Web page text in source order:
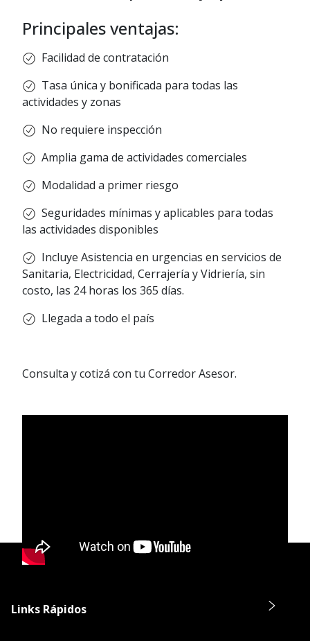
Principales ventajas:
Facilidad de contratación
Tasa única y bonificada para todas las
actividades y zonas
No requiere inspección
Amplia gama de actividades comerciales
Modalidad a primer riesgo
Seguridades mínimas y aplicables para todas
las actividades disponibles
Incluye Asistencia en urgencias en servicios de
Sanitaria, Electricidad, Cerrajería y Vidriería, sin
costo, las 24 horas los 365 días.
Llegada a todo el país
Consulta y cotizá con tu Corredor Asesor.
Links Rápidos